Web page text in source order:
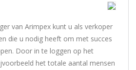
van Arimpex kunt u als verkoper
die u nodig heeft om met succes
Door in te loggen op het
het totale aantal mensen